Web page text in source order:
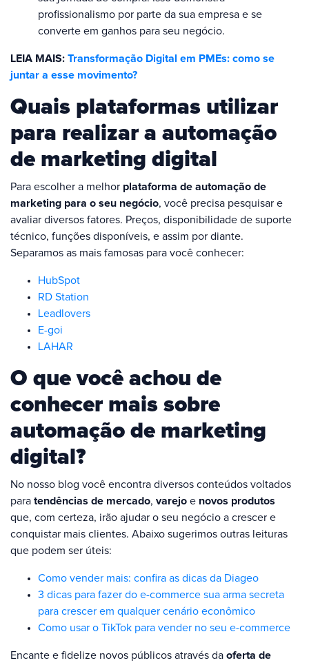
profissionalismo por parte da sua empresa e se
converte em ganhos para seu negócio.
LEIA MAIS: Transformação Digital em PMEs: como se
juntar a esse movimento?
Quais plataformas utilizar
para realizar a automação
de marketing digital
Para escolher a melhor plataforma de automação de
marketing para o seu negócio, você precisa pesquisar e
avaliar diversos fatores. Preços, disponibilidade de suporte
técnico, funções disponíveis, e assim por diante.
Separamos as mais famosas para você conhecer:
HubSpot
RD Station
Leadlovers
E-goi
LAHAR
O que você achou de
conhecer mais sobre
automação de marketing
digital?
No nosso blog você encontra diversos conteúdos voltados
para tendências de mercado, varejo e novos produtos
que, com certeza, irão ajudar o seu negócio a crescer e
conquistar mais clientes. Abaixo sugerimos outras leituras
que podem ser úteis:
Como vender mais: confira as dicas da Diageo
3 dicas para fazer do e-commerce sua arma secreta
para crescer em qualquer cenário econômico
Como usar o TikTok para vender no seu e-commerce
Encante e fidelize novos públicos através da oferta de